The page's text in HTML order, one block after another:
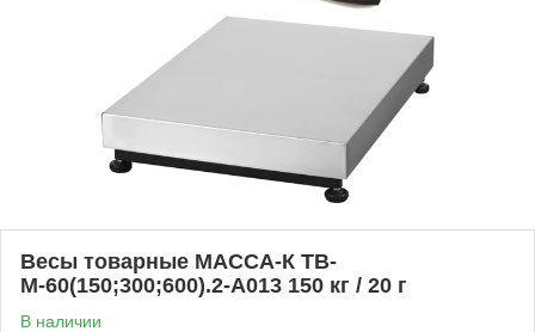
Весы товарные МАССА-К ТВ-
М-60(150;300;600).2-А013 150 кг / 20 г
В наличии